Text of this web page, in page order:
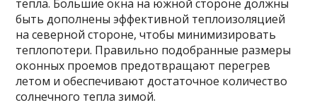
тепла. Большие окна на южной стороне должны
быть дополнены эффективной теплоизоляцией
на северной стороне, чтобы минимизировать
теплопотери. Правильно подобранные размеры
оконных проемов предотвращают перегрев
летом и обеспечивают достаточное количество
солнечного тепла зимой.